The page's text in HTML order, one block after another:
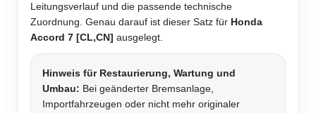
Leitungsverlauf und die passende technische
Zuordnung. Genau darauf ist dieser Satz für Honda
Accord 7 [CL,CN] ausgelegt.
Hinweis für Restaurierung, Wartung und
Umbau: Bei geänderter Bremsanlage,
Importfahrzeugen oder nicht mehr originaler